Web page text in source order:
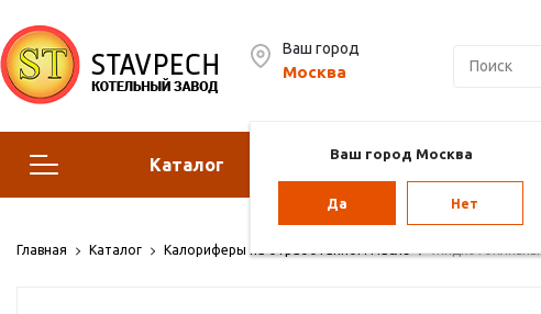
Ваш город
Москва
Ваш город Москва
Да Нет
Каталог
Отопительные котлы
Сервис
Главная Каталог Калориферы на отработанном масле